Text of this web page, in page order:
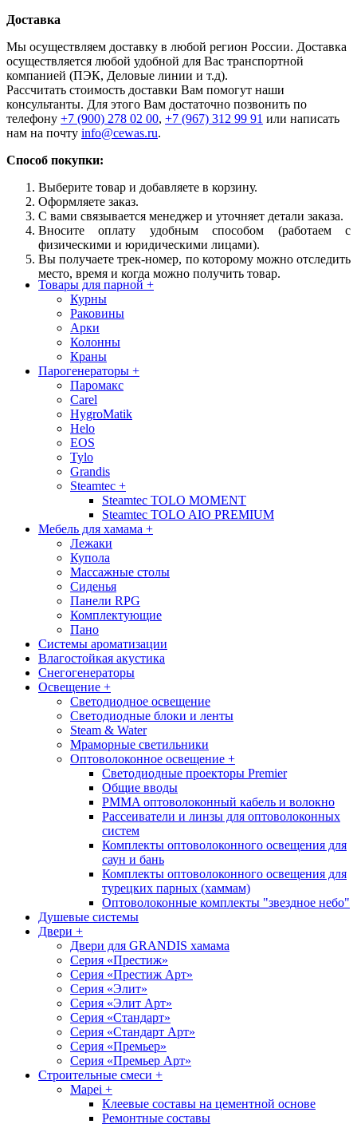
Доставка
Мы осуществляем доставку в любой регион России. Доставка
осуществляется любой удобной для Вас транспортной
компанией (ПЭК, Деловые линии и т.д).
Рассчитать стоимость доставки Вам помогут наши
консультанты. Для этого Вам достаточно позвонить по
телефону +7 (900) 278 02 00, +7 (967) 312 99 91 или написать
нам на почту info@cewas.ru.
Способ покупки:
Выберите товар и добавляете в корзину.
Оформляете заказ.
С вами связывается менеджер и уточняет детали заказа.
Вносите оплату удобным способом (работаем с
физическими и юридическими лицами).
Вы получаете трек-номер, по которому можно отследить
место, время и когда можно получить товар.
Товары для парной+
Курны
Раковины
Арки
Колонны
Краны
Парогенераторы +
Паромакс
Carel
HygroMatik
Helo
EOS
Tylo
Grandis
Steamteс +
Steamtec TOLO MOMENT
Steamtec TOLO AIO PREMIUM
Мебель для хамама +
Лежаки
Купола
Массажные столы
Сиденья
Панели RPG
Комплектующие
Пано
Системы ароматизации
Влагостойкая акустика
Снегогенераторы
Освещение +
Светодиодное освещение
Светодиодные блоки и ленты
Steam & Water
Мраморные светильники
Оптоволоконное освещение +
Светодиодные проекторы Premier
Общие вводы
PMMA оптоволоконный кабель и волокно
Рассеиватели и линзы для оптоволоконных
систем
Комплекты оптоволоконного освещения для
саун и бань
Комплекты оптоволоконного освещения для
турецких парных (хаммам)
Оптоволоконные комплекты "звездное небо"
Душевые системы
Двери +
Двери для GRANDIS хамама
Серия «Престиж»
Серия «Престиж Арт»
Серия «Элит»
Серия «Элит Арт»
Серия «Стандарт»
Серия «Стандарт Арт»
Серия «Премьер»
Серия «Премьер Арт»
Cтроительные смеси +
Mapei +
Клеевые составы на цементной основе
Ремонтные составы